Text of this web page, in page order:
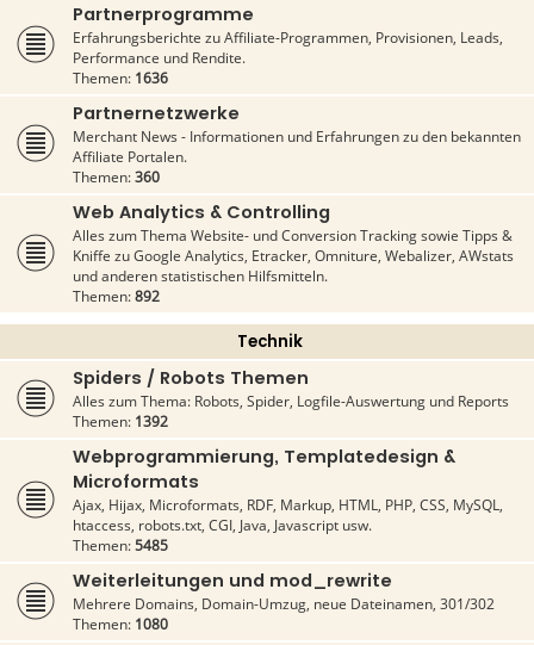
Partnerprogramme
Erfahrungsberichte zu Affiliate-Programmen, Provisionen, Leads,
Performance und Rendite.
Themen: 1636
Partnernetzwerke
Merchant News - Informationen und Erfahrungen zu den bekannten
Affiliate Portalen.
Themen:360
Web Analytics & Controlling
Alles zum Thema Website- und Conversion Tracking sowie Tipps &
Kniffe zu Google Analytics, Etracker, Omniture, Webalizer, AWstats
und anderen statistischen Hilfsmitteln.
Themen:892
Technik
Spiders / Robots Themen
Alles zum Thema: Robots, Spider, Logfile-Auswertung und Reports
Themen: 1392
Webprogrammierung, Templatedesign &
Microformats
Ajax, Hijax, Microformats, RDF, Markup, HTML, PHP, CSS, MySQL,
htaccess, robots.txt, CGI, Java, Javascript usw.
Themen:5485
Weiterleitungen und mod_rewrite
Mehrere Domains, Domain-Umzug, neue Dateinamen, 301/302
Themen: 1080